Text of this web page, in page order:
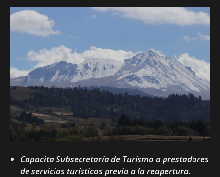
Capacita Subsecretaría de Turismo a prestadores
de servicios turísticos previo a la reapertura.